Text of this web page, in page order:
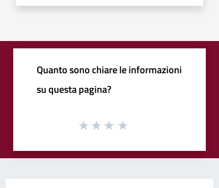
Quanto sono chiare le informazioni
su questa pagina?